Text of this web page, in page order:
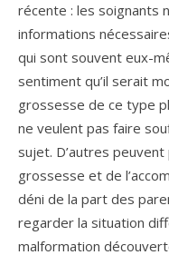
récente : les soignants
informations
qui sont souvent eux-
sentiment qu’il serait
grossesse de ce type
ne veulent pas faire
sujet. D’autres peuvent
grossesse et de
déni de la part des
regarder la situation
malformation